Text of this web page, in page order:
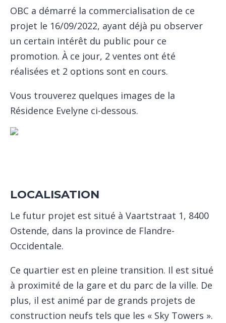
OBC a démarré la commercialisation de ce
projet le 16/09/2022, ayant déjà pu observer
un certain intérêt du public pour ce
promotion. À ce jour, 2 ventes ont été
réalisées et 2 options sont en cours.
Vous trouverez quelques images de la
Résidence Evelyne ci-dessous.
LOCALISATION
Le futur projet est situé à Vaartstraat 1, 8400
Ostende, dans la province de Flandre-
Occidentale.
Ce quartier est en pleine transition. Il est situé
à proximité de la gare et du parc de la ville. De
plus, il est animé par de grands projets de
construction neufs tels que les « Sky Towers ».